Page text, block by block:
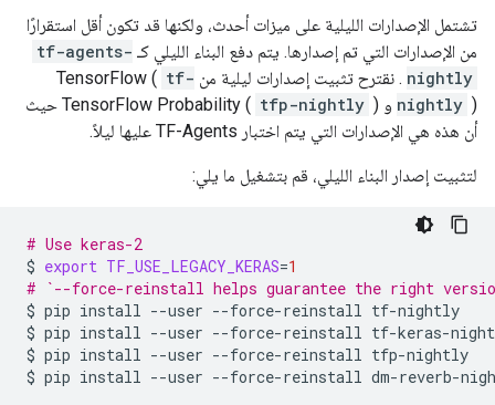
تشتمل الإصدارات الليلية على ميزات أحدث، ولكنها قد تكون أقل استقرارًا
من الإصدارات التي تم إصدارها. يتم دفع البناء الليلي كـ tf-agents-
nightly . نقترح تثبيت إصدارات ليلية من TensorFlow ( tf-
nightly ) و TensorFlow Probability ( tfp-nightly
) حيث
أن هذه هي الإصدارات التي يتم اختبار TF-Agents عليها ليلاً.
لتثبيت إصدار البناء الليلي، قم بتشغيل ما يلي:
# Use keras-2
$ export TF_USE_LEGACY_KERAS=1
# `--force-reinstall helps guarantee the right
$ pip install --user --force-reinstall tf-nightly
$ pip install --user --force-reinstall tf-keras-
$ pip install --user --force-reinstall tfp-nightly
$ pip install --user --force-reinstall dm-reverb-